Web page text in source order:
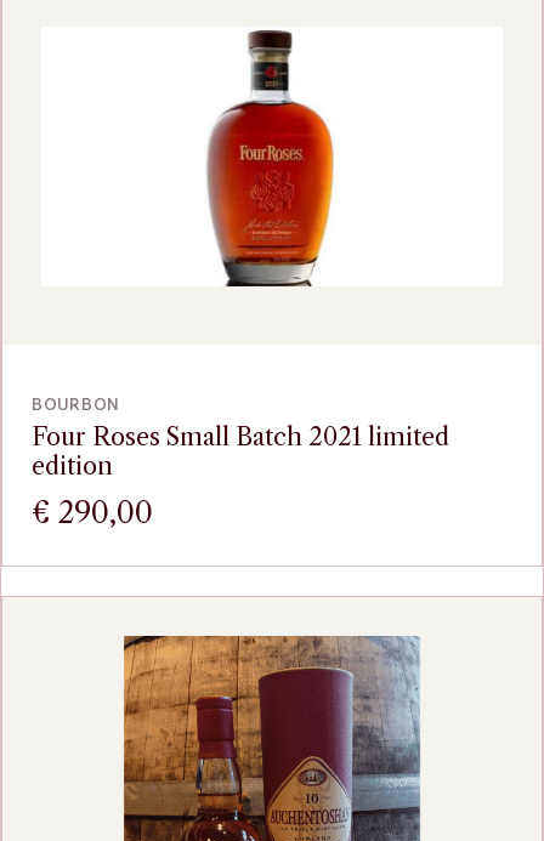
BOURBON
Four Roses Small Batch 2021 limited
edition
€ 290,00